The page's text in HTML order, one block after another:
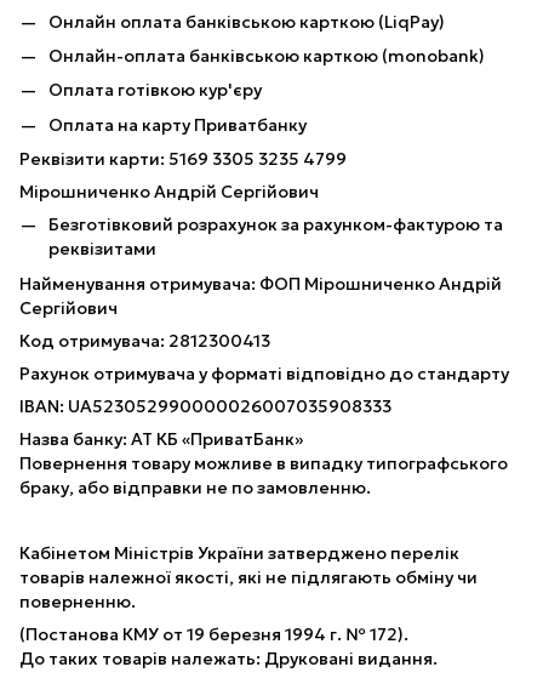
Онлайн оплата банківською карткою (LiqPay)
Онлайн-оплата банківською карткою (monobank)
Оплата готівкою кур'єру
Оплата на карту Приватбанку
Реквізити карти: 5169 3305 3235 4799
Мірошниченко Андрій Сергійович
Безготівковий розрахунок за рахунком-фактурою та
реквізитами
Найменування отримувача: ФОП Мірошниченко Андрій
Сергійович
Код отримувача: 2812300413
Рахунок отримувача у форматі відповідно до стандарту
IBAN: UA523052990000026007035908333
Назва банку: АТ КБ «ПриватБанк»
Повернення товару можливе в випадку типографського
браку, або відправки не по замовленню.
Кабінетом Міністрів України затверджено перелік
товарів належної якості, які не підлягають обміну чи
поверненню.
(Постанова КМУ от 19 березня 1994 г. № 172).
До таких товарів належать: Друковані видання.